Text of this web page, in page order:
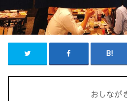
おしなが